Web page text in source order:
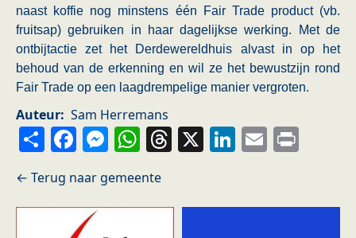
naast koffie nog minstens één Fair Trade product (vb.
fruitsap) gebruiken in haar dagelijkse werking. Met de
ontbijtactie zet het Derdewereldhuis alvast in op het
behoud van de erkenning en wil ze het bewustzijn rond
Fair Trade op een laagdrempelige manier vergroten.
Auteur Sam Herremans
ShareFacebook
Messenger
WhatsApp
Threads
X LinkedIn
Email